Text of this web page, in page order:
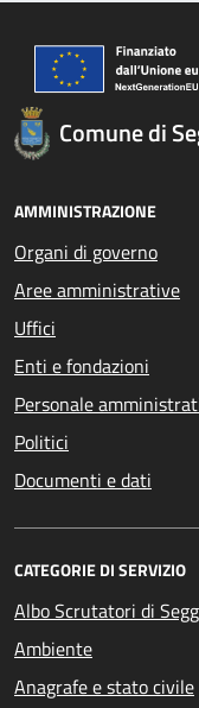
Comune di
AMMINISTRAZIONE
Organi di governo
Aree amministrative
Uffici
Enti e fondazioni
Personale
Politici
Documenti e dati
CATEGORIE DI SERVIZIO
Albo Scrutatori di
Ambiente
Anagrafe e stato civile